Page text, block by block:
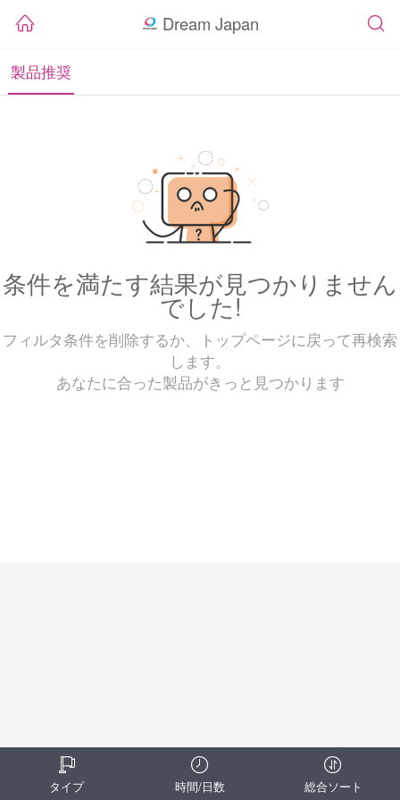
Dream Japan
製品推奨
条件を満たす結果が見つかりません
でした!
フィルタ条件を削除するか、トップページに戻って再検索
します。
あなたに合った製品がきっと見つかります
タイプ 時間/日数 総合ソート